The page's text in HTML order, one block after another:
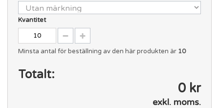
Kvantitet
Minsta antal för beställning av den här produkten är 10
Totalt:
0 kr
exkl. moms.